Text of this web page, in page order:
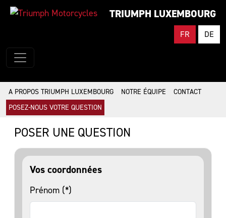
TRIUMPH LUXEMBOURG
FR DE
A PROPOS TRIUMPH LUXEMBOURG NOTRE ÉQUIPE
CONTACT
POSEZ-NOUS VOTRE QUESTION
POSER UNE QUESTION
Vos coordonnées
Prénom (*)